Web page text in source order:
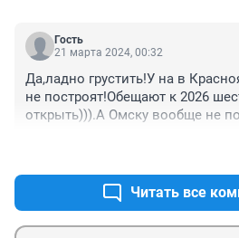
Гость
21 марта 2024, 00:32
Да,ладно грустить!У на в
не построят!Обещают к 2026
открыть))).А Омску вообще не
Читать все